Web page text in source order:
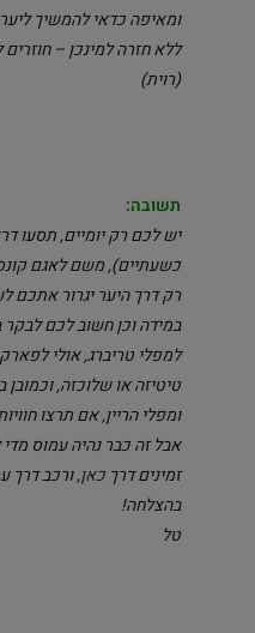
ומאיפה כדאי להמשיך
ללא חזרה למינכן –
(רוית)
תשובה:
יש לכם רק יומיים, תסעו
כשעתיים), משם לאגם
רק דרך היער יגרור אתכם
במידה וכן חשוב לכם
למפלי טריברג, אולי
טיטיזה או שלוכזה,
ומפלי הריין, אם תרצו
אבל זה כבר נהיה עמוס
זמינים דרךכאן, ורכב דרך
בהצלחה!
טל